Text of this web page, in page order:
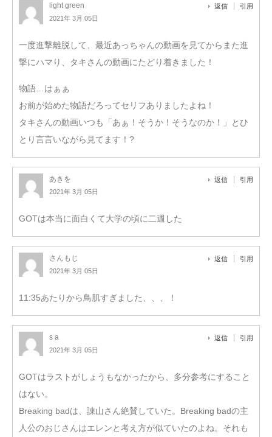
light green
2021年 3月 05日
返信 引用
一度進撃離脱して、最近あっちゃんの動画を見てからまた進
撃にハマり、タキさんの動画にたどり着きました！
物語…はぁぁ
お前が始めた物語だろってセリフありましたよね！
タキさんの動画いつも「あぁ！そうか！そうなのか！」とひ
とり言言いながら見てます！?
あきを
2021年 3月 05日
返信 引用
GOTは本当に面白くて大学の頃に二週した
さんもじ
2021年 3月 05日
返信 引用
11:35あたりから鳥肌すぎました、、、！
s a
2021年 3月 05日
返信 引用
GOTはラストがしょうもなかったから、多分参考にすること
はない。
Breaking badは、諌山さん絶賛していた。Breaking badの主
人公のおじさんはエレンと考え方が似ていたのよね。それも